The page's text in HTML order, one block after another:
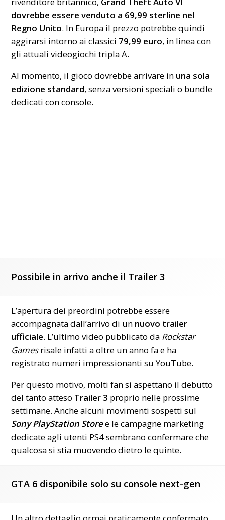
dovrebbe essere venduto a 69,99 sterline nel
Regno Unito. In Europa il prezzo potrebbe quindi
aggirarsi intorno ai classici 79,99 euro, in linea con
gli attuali videogiochi tripla A.
Al momento, il gioco dovrebbe arrivare in una sola
edizione standard, senza versioni speciali o bundle
dedicati con console.
Possibile in arrivo anche il Trailer 3
L’apertura dei preordini potrebbe essere
accompagnata dall’arrivo di un nuovo trailer
ufficiale. L’ultimo video pubblicato da Rockstar
Gamesrisale infatti a oltre un anno fa e ha
registrato numeri impressionanti su YouTube.
Per questo motivo, molti fan si aspettano il debutto
del tanto atteso Trailer 3 proprio nelle prossime
settimane. Anche alcuni movimenti sospetti sul
Sony PlayStation Storee le campagne marketing
dedicate agli utenti PS4 sembrano confermare che
qualcosa si stia muovendo dietro le quinte.
GTA 6 disponibile solo su console next-gen